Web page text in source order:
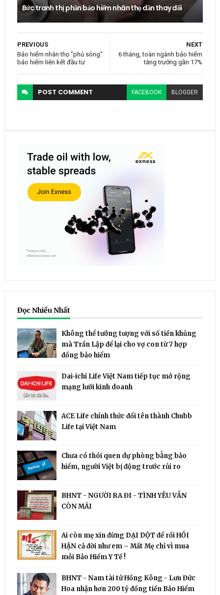
Bức tranh thị phần bảo hiểm nhân thọ dần thay đổi
NEXT
6 tháng, toàn ngành bảo hiểm
tăng trưởng gần 17%
PREVIOUS
Bảo hiểm nhân thọ "phủ sóng"
bảo hiểm liên kết đầu tư
POST COMMENT FACEBOOK BLOGGER
Đọc Nhiều Nhất
Không thể tưởng tượng với số tiền khủng
mà Trần Lập để lại cho vợ con từ 7 hợp
đồng bảo hiểm
Dai-ichi Life Việt Nam tiếp tục mở rộng
mạng lưới kinh doanh
ACE Life chính thức đổi tên thành Chubb
Life tại Việt Nam
Chưa có thói quen dự phòng bằng bảo
hiểm, người Việt bị động trước rủi ro
BHNT - NGƯỜI RA ĐI - TÌNH YÊU VẪN
CÒN MÃI
Ai còn mẹ xin đừng DẠI DỘT để rồi HỐI
HẬN cả đời như em – Mất Mẹ chỉ vì mua
mỗi Bảo Hiểm Y Tế !
BHNT - Nam tài tử Hồng Kông - Lưu Đức
Hoa nhận hơn 200 tỷ đồng tiền Bảo Hiểm